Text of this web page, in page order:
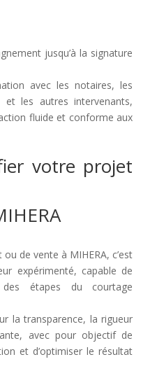
jusqu’à la signature
avec les notaires, les
et les autres intervenants,
fluide et conforme aux
votre projet
de vente à MIHERA, c’est
expérimenté, capable de
des étapes du courtage
la transparence, la rigueur
avec pour objectif de
et d’optimiser le résultat